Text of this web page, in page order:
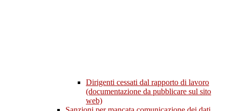
Dirigenti cessati dal rapporto di lavoro
(documentazione da pubblicare sul sito
web)